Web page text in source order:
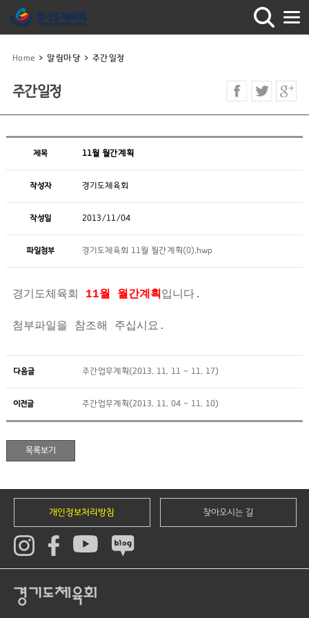
Home > 알림마당 > 주간일정
주간일정
제목 11월 월간계획
작성자 경기도체육회
작성일 2013/11/04
파일첨부 경기도체육회 11월 월간계획(0).hwp
경기도체육회 11월 월간계획 입니다.
첨부파일을 참조해 주십시요.
다음글 주간업무계획(2013. 11. 11 ~ 11. 17)
이전글 주간업무계획(2013. 11. 04 ~ 11. 10)
개인정보처리방침 찾아오시는 길